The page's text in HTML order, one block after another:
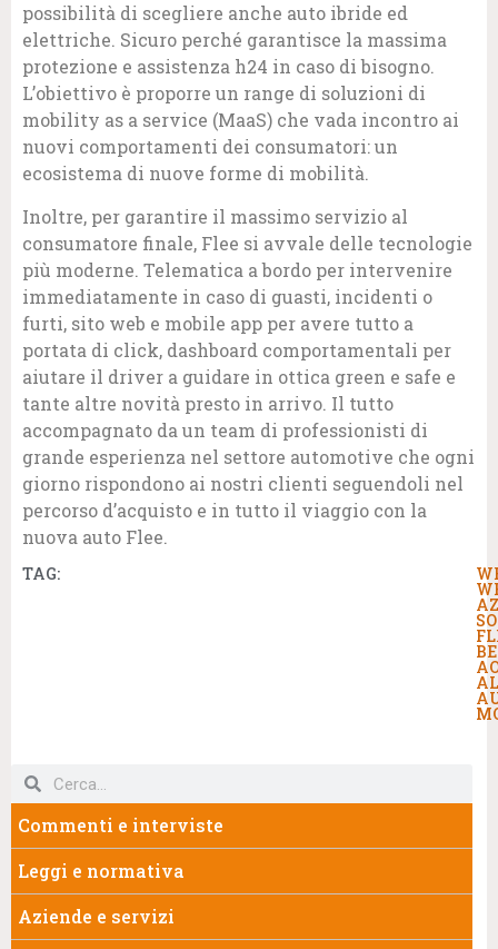
possibilità di scegliere anche auto ibride ed
elettriche. Sicuro perché garantisce la massima
protezione e assistenza h24 in caso di bisogno.
L’obiettivo è proporre un range di soluzioni di
mobility as a service (MaaS) che vada incontro ai
nuovi comportamenti dei consumatori: un
ecosistema di nuove forme di mobilità.
Inoltre, per garantire il massimo servizio al
consumatore finale, Flee si avvale delle tecnologie
più moderne. Telematica a bordo per intervenire
immediatamente in caso di guasti, incidenti o
furti, sito web e mobile app per avere tutto a
portata di click, dashboard comportamentali per
aiutare il driver a guidare in ottica green e safe e
tante altre novità presto in arrivo. Il tutto
accompagnato da un team di professionisti di
grande esperienza nel settore automotive che ogni
giorno rispondono ai nostri clienti seguendoli nel
percorso d’acquisto e in tutto il viaggio con la
nuova auto Flee.
TAG:
Commenti e interviste
Leggi e normativa
Aziende e servizi